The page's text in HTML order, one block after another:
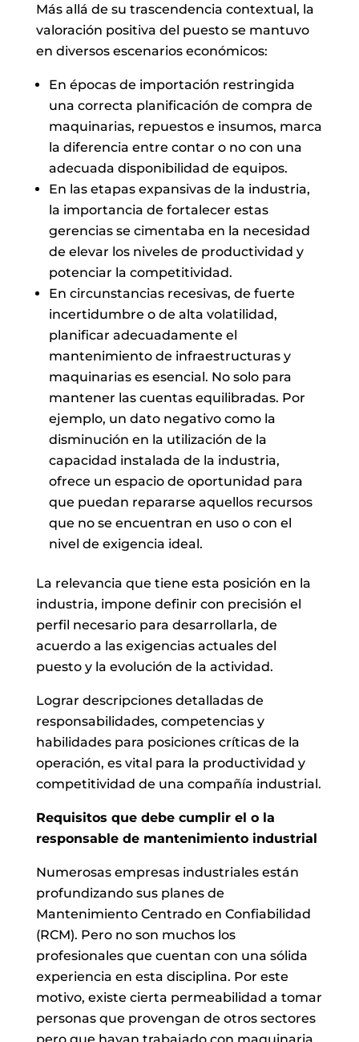
Más allá de su trascendencia contextual, la
valoración positiva del puesto se mantuvo
en diversos escenarios económicos:
En épocas de importación restringida
una correcta planificación de compra de
maquinarias, repuestos e insumos, marca
la diferencia entre contar o no con una
adecuada disponibilidad de equipos.
En las etapas expansivas de la industria,
la importancia de fortalecer estas
gerencias se cimentaba en la necesidad
de elevar los niveles de productividad y
potenciar la competitividad.
En circunstancias recesivas, de fuerte
incertidumbre o de alta volatilidad,
planificar adecuadamente el
mantenimiento de infraestructuras y
maquinarias es esencial. No solo para
mantener las cuentas equilibradas. Por
ejemplo, un dato negativo como la
disminución en la utilización de la
capacidad instalada de la industria,
ofrece un espacio de oportunidad para
que puedan repararse aquellos recursos
que no se encuentran en uso o con el
nivel de exigencia ideal.
La relevancia que tiene esta posición en la
industria, impone definir con precisión el
perfil necesario para desarrollarla, de
acuerdo a las exigencias actuales del
puesto y la evolución de la actividad.
Lograr descripciones detalladas de
responsabilidades, competencias y
habilidades para posiciones críticas de la
operación, es vital para la productividad y
competitividad de una compañía industrial.
Requisitos que debe cumplir el o la
responsable de mantenimiento industrial
Numerosas empresas industriales están
profundizando sus planes de
Mantenimiento Centrado en Confiabilidad
(RCM). Pero no son muchos los
profesionales que cuentan con una sólida
experiencia en esta disciplina. Por este
motivo, existe cierta permeabilidad a tomar
personas que provengan de otros sectores